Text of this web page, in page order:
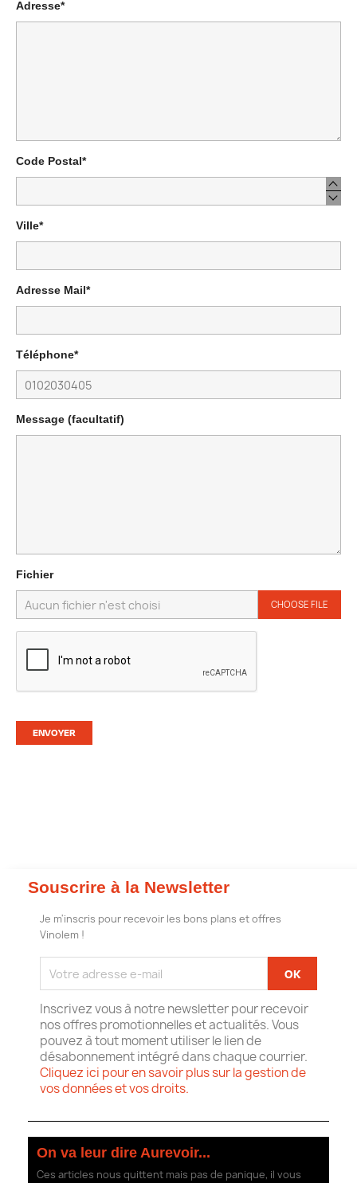
Adresse*
Code Postal*
Ville*
Adresse Mail*
Téléphone*
Message (facultatif)
Fichier
CHOOSE FILE
Souscrire à la Newsletter
Je m'inscris pour recevoir les bons plans et offres
Vinolem !
Inscrivez vous à notre newsletter pour recevoir
nos offres promotionnelles et actualités. Vous
pouvez à tout moment utiliser le lien de
désabonnement intégré dans chaque courrier.
Cliquez ici pour en savoir plus sur la gestion de
vos données et vos droits.
On va leur dire Aurevoir...
Ces articles nous quittent mais pas de panique, il vous